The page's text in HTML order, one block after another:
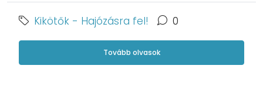
Kikötők - Hajózásra fel! 0
Tovább olvasok